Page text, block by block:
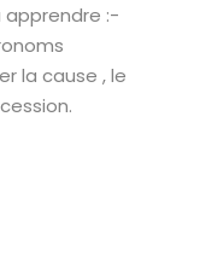
apprendre :-
la cause , le